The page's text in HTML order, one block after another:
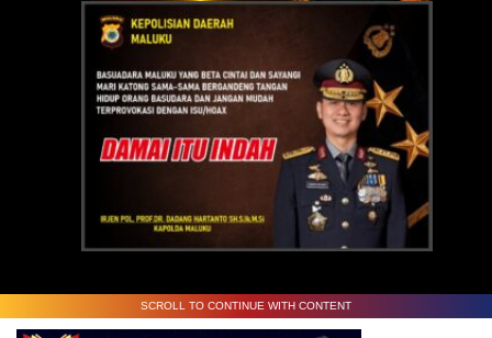
SCROLL TO CONTINUE WITH CONTENT